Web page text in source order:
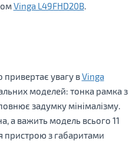
Vinga L49FHD20B.
привертає увагу вVinga
моделей: тонка рамка з
задумку мінімалізму.
а важить модель всього 11
пристрою з габаритами